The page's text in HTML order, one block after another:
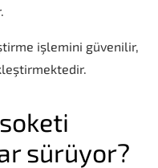
işlemini güvenilir,
sürüyor?